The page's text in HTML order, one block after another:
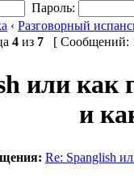
Пароль:
‹ Разговорный
4 из 7 [ Сообщений:
или как
и
Re: Spanglish